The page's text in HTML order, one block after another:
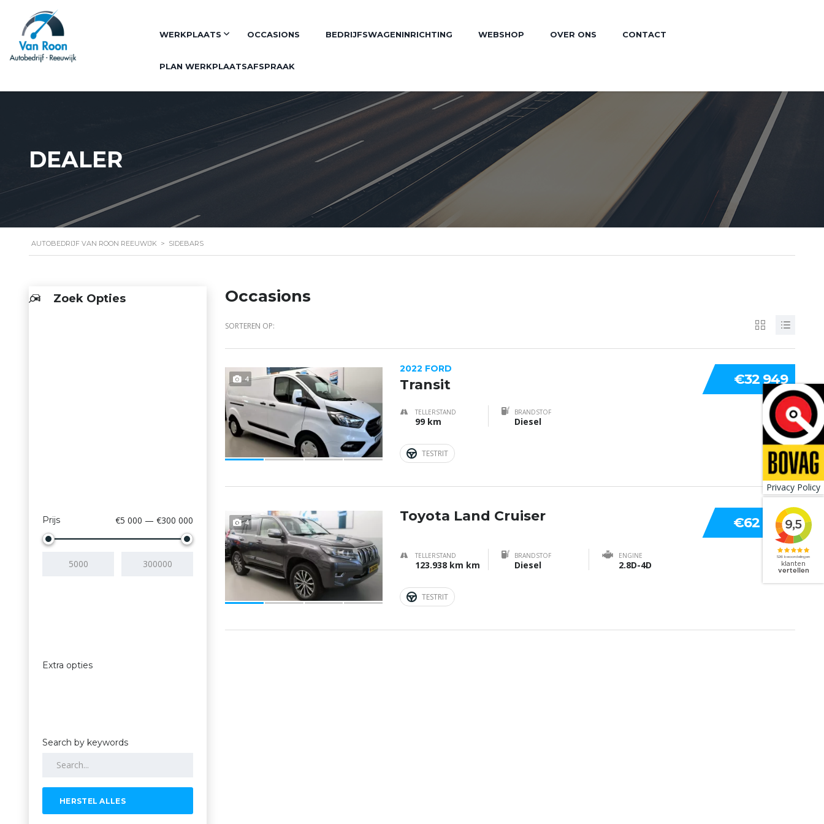
WERKPLAATS OCCASIONS BEDRIJFSWAGENINRICHTING WEBSHOP OVER ONS CONTACT
PLAN WERKPLAATSAFSPRAAK
DEALER
AUTOBEDRIJF VAN ROON REEUWIJK > SIDEBARS
Zoek Opties
Prijs €5 000 — €300 000
Extra opties
Search by keywords
HERSTEL ALLES
Occasions
SORTEREN OP:
4 €32 949
2022 FORD
Transit
TELLERSTAND
99 km
BRANDSTOF
Diesel
TESTRIT
4 €62 450
Toyota Land Cruiser
TELLERSTAND
123.938 km km
BRANDSTOF
Diesel
ENGINE
2.8D-4D
TESTRIT
Privacy Policy